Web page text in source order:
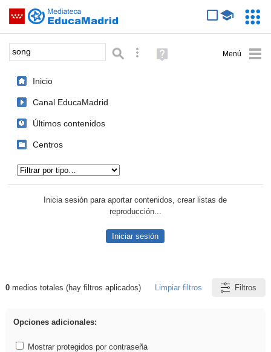
Saltar navegación
Palabra o frase: Búsqueda avanzada
Ayuda
(en
Inicio
Canal EducaMadrid
Últimos contenidos
Centros
Inicia sesión para aportar contenidos, crear listas de
reproducción...
Iniciar sesión
Resultados de: song
0medios totales (hay filtros aplicados) Limpiar filtros Filtros
Opciones adicionales:
Mostrar protegidos por contraseña